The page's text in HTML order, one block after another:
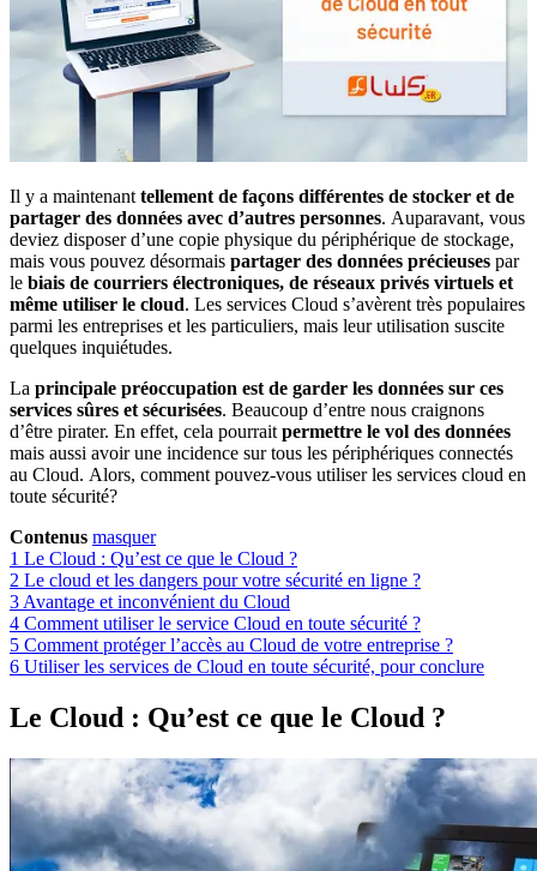
Il y a maintenant tellement de façons différentes de stocker et de
partager des données avec d’autres personnes. Auparavant, vous
deviez disposer d’une copie physique du périphérique de stockage,
mais vous pouvez désormais partager des données précieuses par
le biais de courriers électroniques, de réseaux privés virtuels et
même utiliser le cloud. Les services Cloud s’avèrent très populaires
parmi les entreprises et les particuliers, mais leur utilisation suscite
quelques inquiétudes.
La principale préoccupation est de garder les données sur ces
services sûres et sécurisées. Beaucoup d’entre nous craignons
d’être pirater. En effet, cela pourrait permettre le vol des données
mais aussi avoir une incidence sur tous les périphériques connectés
au Cloud. Alors, comment pouvez-vous utiliser les services cloud en
toute sécurité?
Contenus masquer
1 Le Cloud : Qu’est ce que le Cloud ?
2 Le cloud et les dangers pour votre sécurité en ligne ?
3 Avantage et inconvénient du Cloud
4 Comment utiliser le service Cloud en toute sécurité ?
5 Comment protéger l’accès au Cloud de votre entreprise ?
6 Utiliser les services de Cloud en toute sécurité, pour conclure
Le Cloud : Qu’est ce que le Cloud ?